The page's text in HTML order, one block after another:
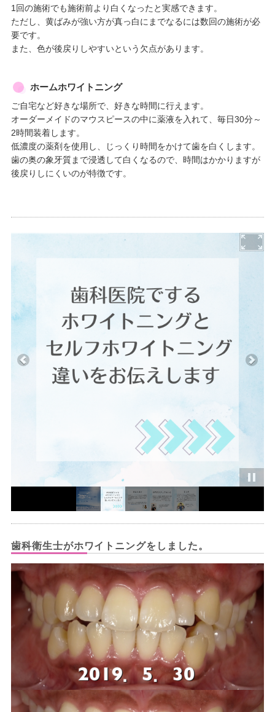
1回の施術でも施術前より白くなったと実感できます。
ただし、黄ばみが強い方が真っ白にまでなるには数回の施術が必
要です。
また、色が後戻りしやすいという欠点があります。
ホームホワイトニング
ご自宅など好きな場所で、好きな時間に行えます。
オーダーメイドのマウスピースの中に薬液を入れて、毎日30分～
2時間装着します。
低濃度の薬剤を使用し、じっくり時間をかけて歯を白くします。
歯の奥の象牙質まで浸透して白くなるので、時間はかかりますが
後戻りしにくいのが特徴です。
歯科衛生士がホワイトニングをしました。